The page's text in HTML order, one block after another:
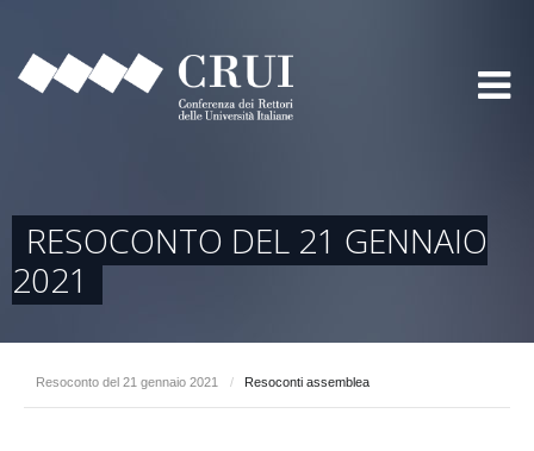
RESOCONTO DEL 21 GENNAIO
2021
Resoconto del 21 gennaio 2021 / Resoconti assemblea